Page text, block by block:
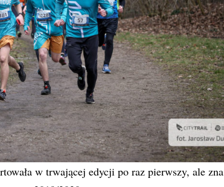
w trwającej edycji po raz pierwszy, ale zna